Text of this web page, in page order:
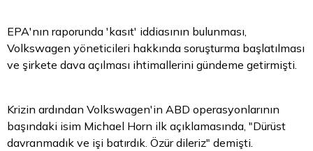
EPA'nın raporunda 'kasıt' iddiasının bulunması,
Volkswagen yöneticileri hakkında soruşturma başlatılması
ve şirkete dava açılması ihtimallerini gündeme getirmişti.
Krizin ardından Volkswagen'in ABD operasyonlarının
başındaki isim Michael Horn ilk açıklamasında, "Dürüst
davranmadık ve işi batırdık. Özür dileriz" demişti.